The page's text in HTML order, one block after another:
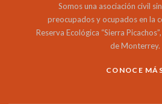
Somos una asociación civil
preocupados y ocupados en la
Reserva Ecológica “Sierra
de Monterrey.
CONOCE